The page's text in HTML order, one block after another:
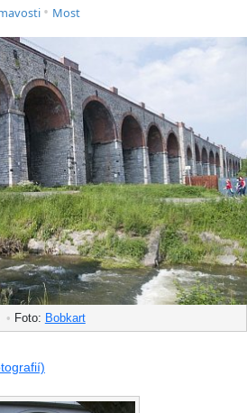
• Most
• Foto: Bobkart